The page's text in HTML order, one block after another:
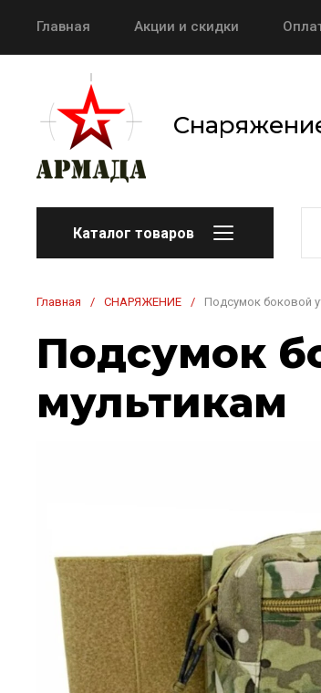
Главная Акции и скидки
Каталог товаров
Главная / СНАРЯЖЕНИЕ / Подсумок боковой
Подсумок
мультикам